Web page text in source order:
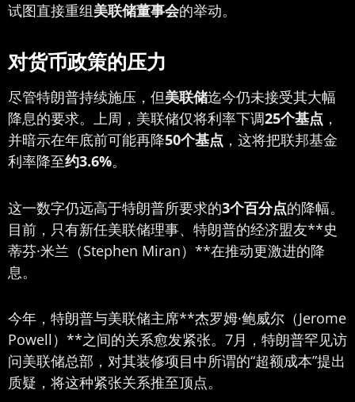
试图直接重组美联储董事会的举动。
对货币政策的压力
尽管特朗普持续施压，但美联储迄今仍未接受其大幅
降息的要求。上周，美联储仅将利率下调25个基点 ，
并暗示在年底前可能再降50个基点 ，这将把联邦基金
利率降至约3.6%。
这一数字仍远高于特朗普所要求的3个百分点的降幅。
目前，只有新任美联储理事、特朗普的经济盟友**史
蒂芬·米兰（Stephen Miran）**在推动更激进的降
息。
今年，特朗普与美联储主席**杰罗姆·鲍威尔（Jerome
Powell）**之间的关系愈发紧张。7月，特朗普罕见访
问美联储总部，对其装修项目中所谓的“超额成本”提出
质疑，将这种紧张关系推至顶点。